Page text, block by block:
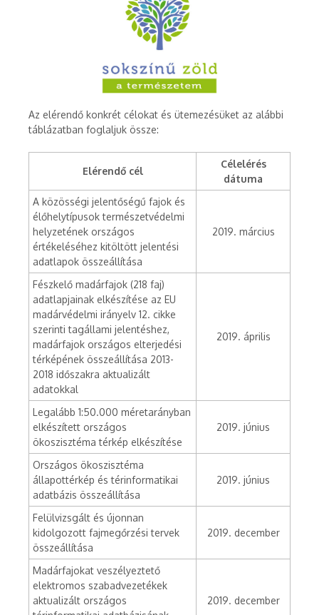
Az elérendő konkrét célokat és ütemezésüket az alábbi
táblázatban foglaljuk össze:
Elérendő cél
Célelérés
dátuma
A közösségi jelentőségű fajok és
élőhelytípusok természetvédelmi
helyzetének országos
értékeléséhez kitöltött jelentési
adatlapok összeállítása
2019. március
Fészkelő madárfajok (218 faj)
adatlapjainak elkészítése az EU
madárvédelmi irányelv 12. cikke
szerinti tagállami jelentéshez,
madárfajok országos elterjedési
térképének összeállítása 2013-
2018 időszakra aktualizált
adatokkal
2019. április
Legalább 1:50.000 méretarányban
elkészített országos
ökoszisztéma térkép elkészítése
2019. június
Országos ökoszisztéma
állapottérkép és térinformatikai
adatbázis összeállítása
2019. június
Felülvizsgált és újonnan
kidolgozott fajmegőrzési tervek
összeállítása
2019. december
Madárfajokat veszélyeztető
elektromos szabadvezetékek
aktualizált országos
2019. december